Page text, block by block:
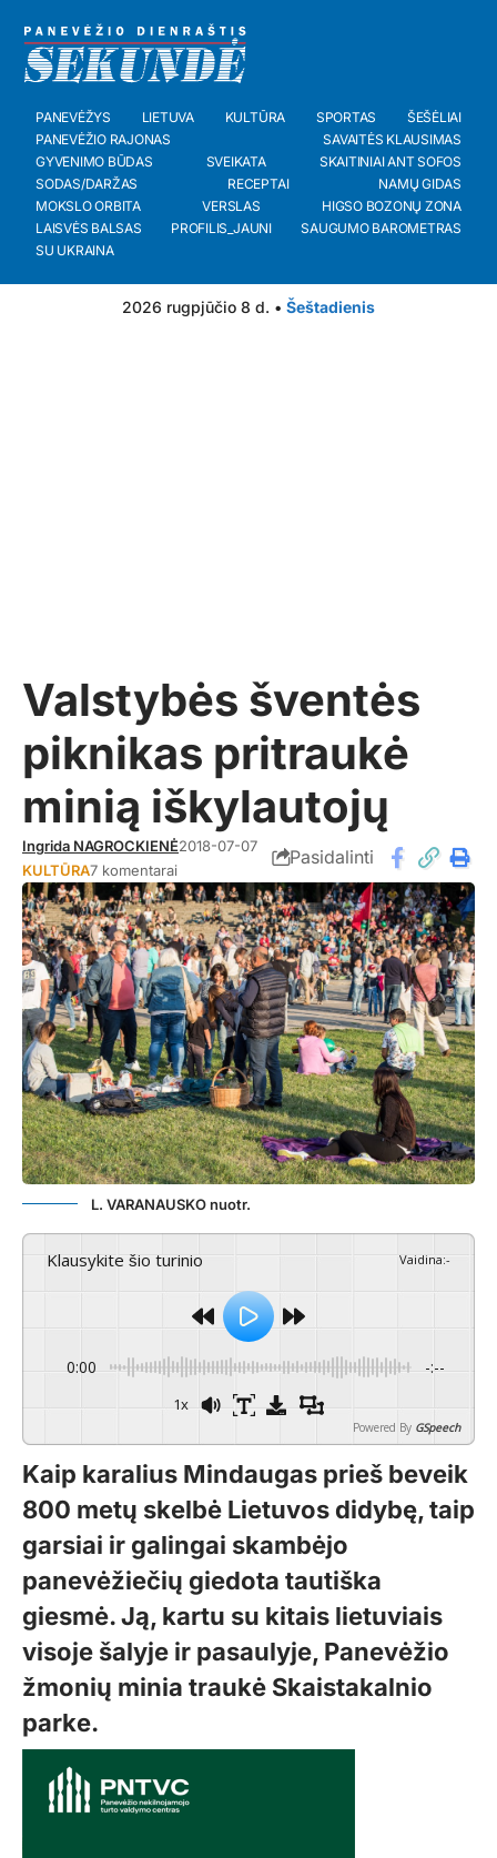
PANEVĖŽYS LIETUVA KULTŪRA SPORTAS
ŠEŠĖLIAI
PANEVĖŽIO RAJONAS
SAVAITĖS KLAUSIMAS
GYVENIMO BŪDAS
SVEIKATA
SKAITINIAI ANT SOFOS
SODAS/DARŽAS
RECEPTAI
NAMŲ GIDAS
MOKSLO ORBITA
VERSLAS
HIGSO BOZONŲ ZONA
LAISVĖS BALSAS
PROFILIS_JAUNI
SAUGUMO BAROMETRAS
SU UKRAINA
2026 rugpjūčio 8 d. • Šeštadienis
Valstybės šventės
piknikas pritraukė
minią iškylautojų
Ingrida NAGROCKIENĖ2018-07-07
KULTŪRA7 komentarai
Pasidalinti
L. VARANAUSKO nuotr.
Klausykite šio turinio Vaidina:-
0:00 -:--
1x
Powered By GSpeech
Kaip karalius Mindaugas prieš beveik
800 metų skelbė Lietuvos didybę, taip
garsiai ir galingai skambėjo
panevėžiečių giedota tautiška
giesmė. Ją, kartu su kitais lietuviais
visoje šalyje ir pasaulyje, Panevėžio
žmonių minia traukė Skaistakalnio
parke.